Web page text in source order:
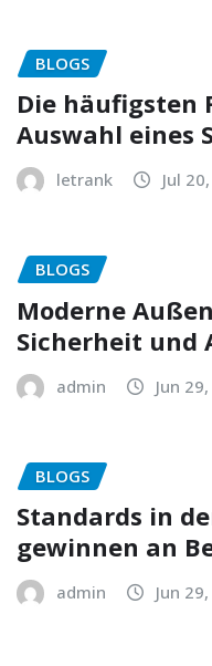
BLOGS
Die häufigsten
Auswahl eines
letrank Jul
BLOGS
Moderne
Sicherheit und
admin Jun
BLOGS
Standards in
gewinnen an
admin Jun